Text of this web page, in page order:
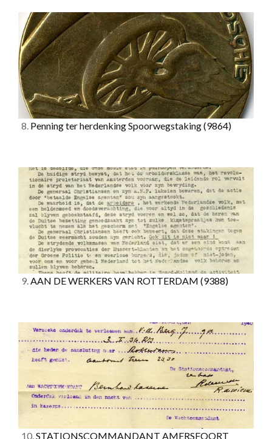
8. Penning ter herdenking Spoorwegstaking(9864)
9.AAN DE WERKERS VAN ROTTERDAM (9388)
10.STATIONSCOMMANDANT AMERSFOORT